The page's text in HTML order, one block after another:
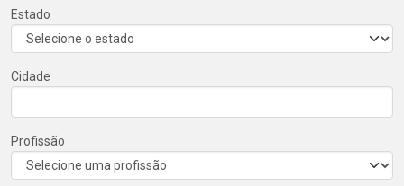
Estado
Cidade
Profissão